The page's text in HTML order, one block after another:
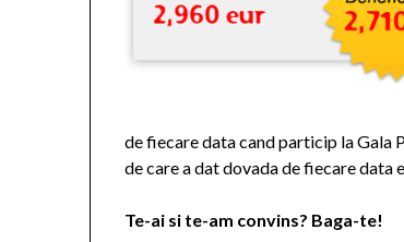
de fiecare data cand particip la Gala
de care a dat dovada de fiecare data
Te-ai si te-am convins? Baga-te!